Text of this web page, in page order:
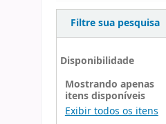
Filtre sua pesquisa
Disponibilidade
Mostrando apenas
itens disponíveis
Exibir todos os itens